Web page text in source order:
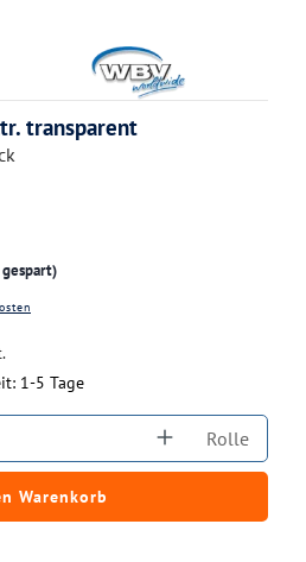
transparent
1-5 Tage
den gewünschten
Rolle
Warenkorb